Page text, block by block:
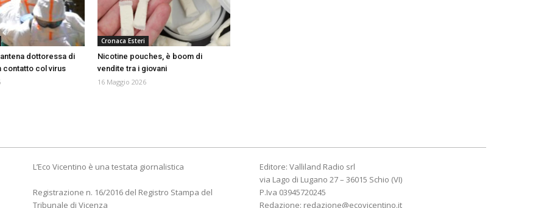
dottoressa di
contatto col virus
Cronaca Esteri
Nicotine pouches, è boom di
vendite tra i giovani
16 Maggio 2026
L’Eco Vicentino è una testata giornalistica
Registrazione n. 16/2016 del Registro Stampa del
Tribunale di Vicenza
Editore: Valliland Radio srl
via Lago di Lugano 27 – 36015 Schio (VI)
P.Iva 03945720245
Redazione: redazione@ecovicentino.it